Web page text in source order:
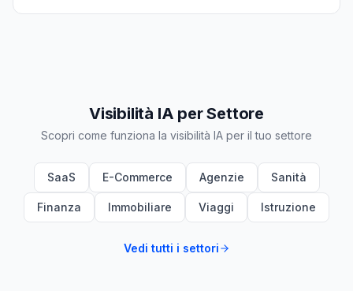
Visibilità IA per Settore
Scopri come funziona la visibilità IA per il tuo settore
SaaS E-Commerce Agenzie Sanità
Finanza Immobiliare Viaggi Istruzione
Vedi tutti i settori